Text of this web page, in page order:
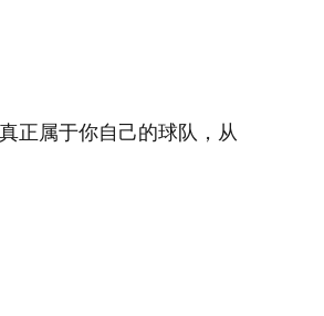
正属于你自己的球队，从